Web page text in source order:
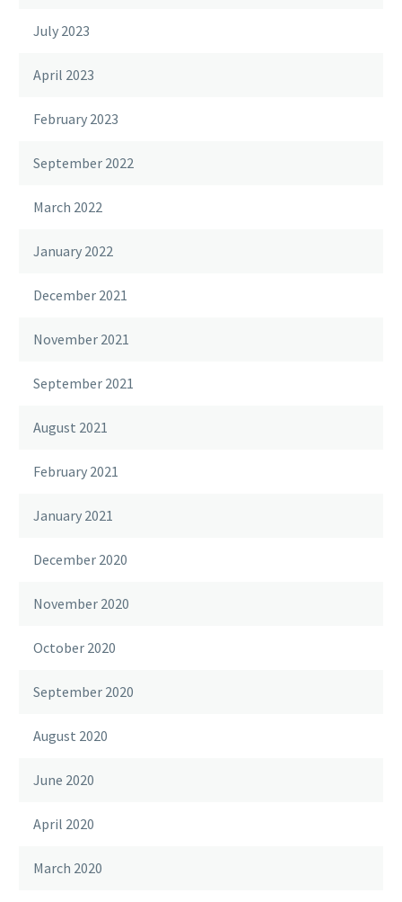
July 2023
April 2023
February 2023
September 2022
March 2022
January 2022
December 2021
November 2021
September 2021
August 2021
February 2021
January 2021
December 2020
November 2020
October 2020
September 2020
August 2020
June 2020
April 2020
March 2020